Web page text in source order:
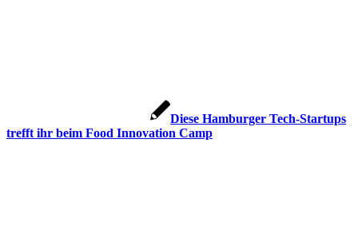
Diese Hamburger Tech-Startups
trefft ihr beim Food Innovation Camp